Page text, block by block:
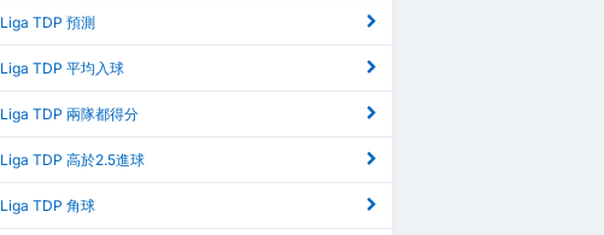
Liga TDP 預測
Liga TDP 平均入球
Liga TDP 兩隊都得分
Liga TDP 高於2.5進球
Liga TDP 角球